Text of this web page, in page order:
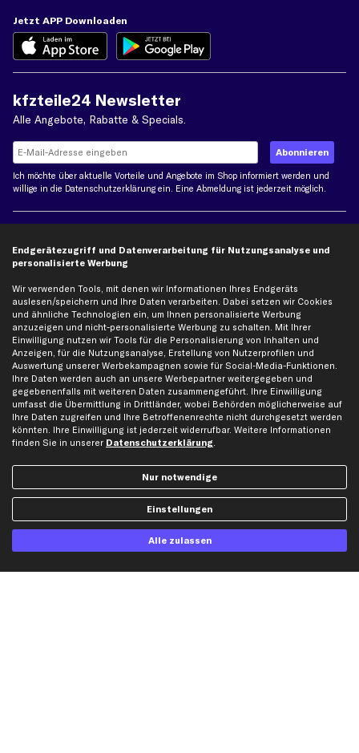
Jetzt APP Downloaden
kfzteile24 Newsletter
Alle Angebote, Rabatte & Specials.
Ich möchte über aktuelle Vorteile und Angebote im Shop informiert werden und
willige in die Datenschutzerklärung ein. Eine Abmeldung ist jederzeit möglich.
Vorkasse
Versand
Artikel, Teile, Original und Bestell-Nr. dienen nur zu Vergleichszwecken und sind
keine Herkunftsbezeichnungen. Die Nennung von Namen, Warenzeichen oder
Markennamen erfolgt nur zu Zwecken der Zuordnung unserer Artikel. Die Angaben
von diesen in Rechnungen an Fahrzeugbesitzer sind nicht statthaft. Die Ware bleibt
bis zur Bezahlung unser Eigentum.
Die hier dargestellten Daten, insbesondere die gesamte Datenbank, dürfen nicht
vervielfältigt werden. Die Vervielfältigung und Verbreitung der Daten und der
Dritter in solche Aktivitäten ist streng verboten. Jegliche unautorisierte Nutzung von
Endgerätezugriff und Datenverarbeitung für Nutzungsanalyse und
personalisierte Werbung
Wir verwenden Tools, mit denen wir Informationen Ihres Endgeräts
auslesen/speichern und Ihre Daten verarbeiten. Dabei setzen wir Cookies
und ähnliche Technologien ein, um Ihnen personalisierte Werbung
anzuzeigen und nicht-personalisierte Werbung zu schalten. Mit Ihrer
Einwilligung nutzen wir Tools für die Personalisierung von Inhalten und
Anzeigen, für die Nutzungsanalyse, Erstellung von Nutzerprofilen und
Auswertung unserer Werbekampagnen sowie für Social-Media-Funktionen.
Ihre Daten werden auch an unsere Werbepartner weitergegeben und
gegebenenfalls mit weiteren Daten zusammengeführt. Ihre Einwilligung
umfasst die Übermittlung in Drittländer, wobei Behörden möglicherweise auf
Ihre Daten zugreifen und Ihre Betroffenenrechte nicht durchgesetzt werden
könnten. Ihre Einwilligung ist jederzeit widerrufbar. Weitere Informationen
finden Sie in unserer Datenschutzerklärung.
Nur notwendige
Einstellungen
Alle zulassen